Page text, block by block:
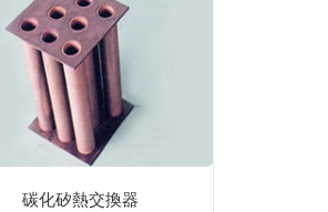
碳化矽熱交換器